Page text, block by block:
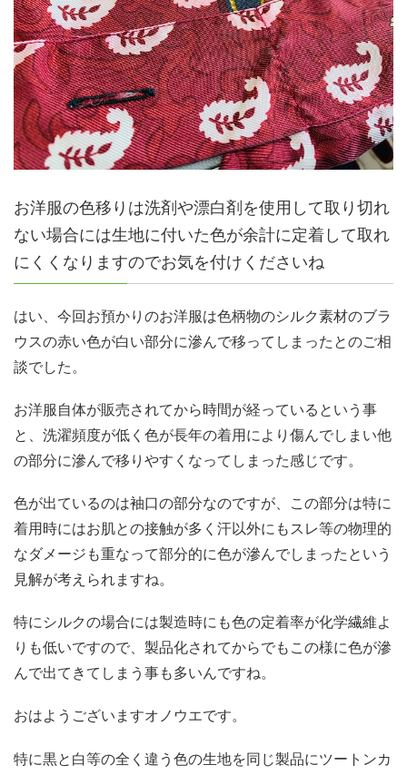
お洋服の色移りは洗剤や漂白剤を使用して取り切れ
ない場合には生地に付いた色が余計に定着して取れ
にくくなりますのでお気を付けくださいね
はい、今回お預かりのお洋服は色柄物のシルク素材のブラ
ウスの赤い色が白い部分に滲んで移ってしまったとのご相
談でした。
お洋服自体が販売されてから時間が経っているという事
と、洗濯頻度が低く色が長年の着用により傷んでしまい他
の部分に滲んで移りやすくなってしまった感じです。
色が出ているのは袖口の部分なのですが、この部分は特に
着用時にはお肌との接触が多く汗以外にもスレ等の物理的
なダメージも重なって部分的に色が滲んでしまったという
見解が考えられますね。
特にシルクの場合には製造時にも色の定着率が化学繊維よ
りも低いですので、製品化されてからでもこの様に色が滲
んで出てきてしまう事も多いんですね。
おはようございますオノウエです。
特に黒と白等の全く違う色の生地を同じ製品にツートンカ